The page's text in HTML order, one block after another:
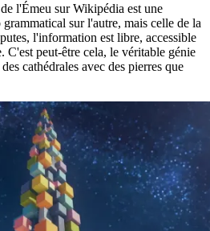
l'Émeu sur Wikipédia est une
sur l'autre, mais celle de la
l'information est libre, accessible
C'est peut-être cela, le véritable génie
cathédrales avec des pierres que